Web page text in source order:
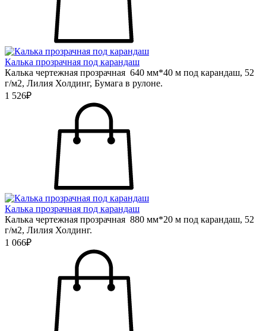
Калька прозрачная под карандаш
Калька чертежная прозрачная 640 мм*40 м под карандаш, 52
г/м2, Лилия Холдинг, Бумага в рулоне.
1 526₽
Калька прозрачная под карандаш
Калька чертежная прозрачная 880 мм*20 м под карандаш, 52
г/м2, Лилия Холдинг.
1 066₽